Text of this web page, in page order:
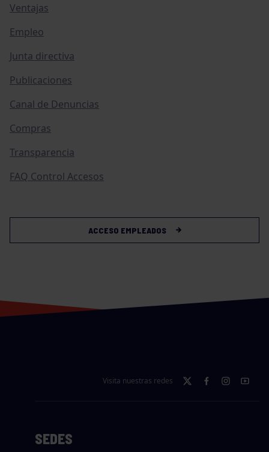
Ventajas
Empleo
Junta directiva
Publicaciones
Canal de Denuncias
Compras
Transparencia
FAQ Control Accesos
ACCESO EMPLEADOS
Visita nuestras redes
SEDES